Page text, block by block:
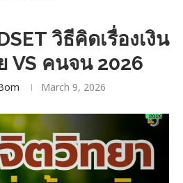
วิธีคิดเรื่องเงิน
VS คนจน 2026
March 9, 2026